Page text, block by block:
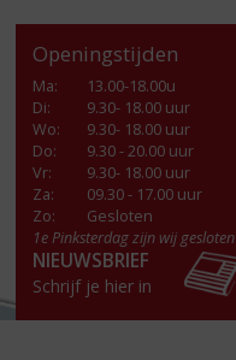
Openingstijden
Ma:
13.00-18.00u
Di:
9.30- 18.00 uur
Wo:
9.30- 18.00 uur
Do:
9.30 - 20.00 uur
Vr:
9.30- 18.00 uur
Za:
09.30 - 17.00 uur
Zo:
Gesloten
1e Pinksterdag zijn wij gesloten
NIEUWSBRIEF
Schrijf je hier in